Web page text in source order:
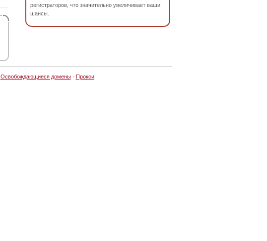
регистраторов, что значительно увеличивает ваши
шансы.
Освобождающиеся домены· Прокси